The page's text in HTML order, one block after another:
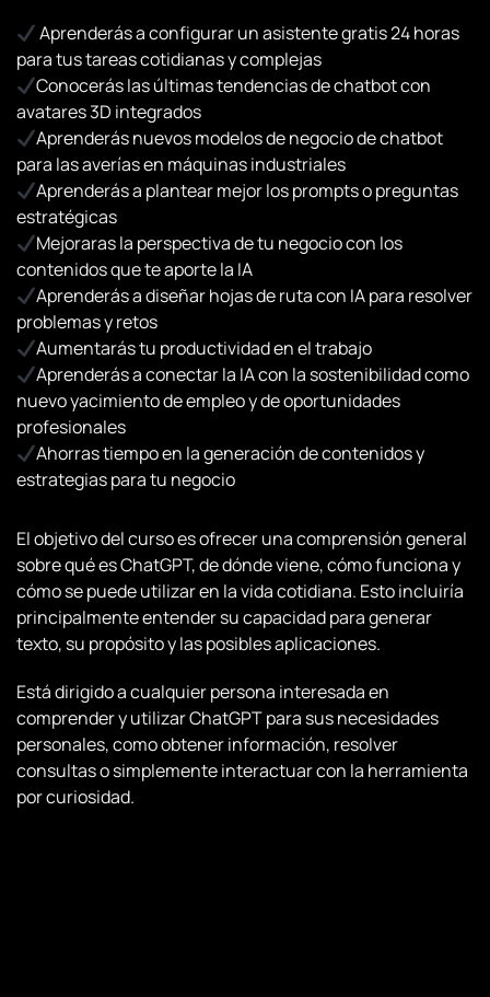
Aprenderás a configurar un asistente gratis 24 horas
para tus tareas cotidianas y complejas
Conocerás las últimas tendencias de chatbot con
avatares 3D integrados
Aprenderás nuevos modelos de negocio de chatbot
para las averías en máquinas industriales
Aprenderás a plantear mejor los prompts o preguntas
estratégicas
Mejoraras la perspectiva de tu negocio con los
contenidos que te aporte la IA
Aprenderás a diseñar hojas de ruta con IA para resolver
problemas y retos
Aumentarás tu productividad en el trabajo
Aprenderás a conectar la IA con la sostenibilidad como
nuevo yacimiento de empleo y de oportunidades
profesionales
Ahorras tiempo en la generación de contenidos y
estrategias para tu negocio
El objetivo del curso es ofrecer una comprensión general
sobre qué es ChatGPT, de dónde viene, cómo funciona y
cómo se puede utilizar en la vida cotidiana. Esto incluiría
principalmente entender su capacidad para generar
texto, su propósito y las posibles aplicaciones.
Está dirigido a cualquier persona interesada en
comprender y utilizar ChatGPT para sus necesidades
personales, como obtener información, resolver
consultas o simplemente interactuar con la herramienta
por curiosidad.